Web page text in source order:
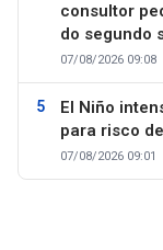
consultor
do segundo
07/08/2026 09:08
El Niño
para risco
07/08/2026 09:01